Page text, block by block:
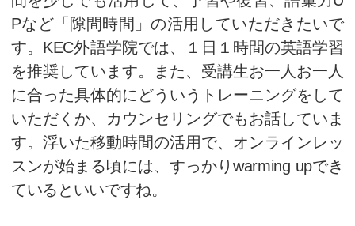
な環境やインターネット環境や
るのはもちろん、マイク付きヘ
意も忘れずにしましょう。先生
こえるのはもちろん、こちらの
伝えることも大切です。また KEC
ンライン英会話授業は１レッス